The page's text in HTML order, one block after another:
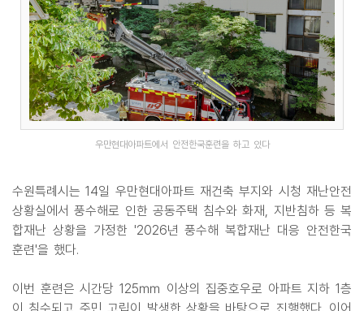
우만현대아파트에서 안전한국훈련을 하고 있다
수원특례시는 14일 우만현대아파트 재건축 부지와 시청 재난안전
상황실에서 풍수해로 인한 공동주택 침수와 화재, 지반침하 등 복
합재난 상황을 가정한 '2026년 풍수해 복합재난 대응 안전한국
훈련'을 했다.
이번 훈련은 시간당 125㎜ 이상의 집중호우로 아파트 지하 1층